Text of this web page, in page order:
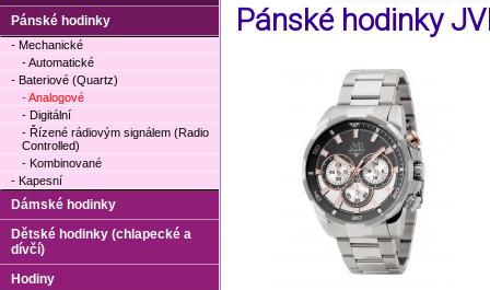
Pánské hodinky
Pánské hodinky
- Mechanické
- Automatické
- Bateriové (Quartz)
- Analogové
- Digitální
- Řízené rádiovým signálem (Radio
Controlled)
- Kombinované
- Kapesní
Dámské hodinky
Dětské hodinky (chlapecké a
dívčí)
Hodiny